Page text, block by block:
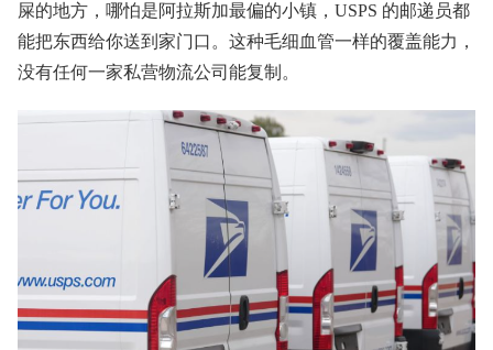
屎的地方，哪怕是阿拉斯加最偏的小镇，USPS 的邮递员都
能把东西给你送到家门口。这种毛细血管一样的覆盖能力，
没有任何一家私营物流公司能复制。